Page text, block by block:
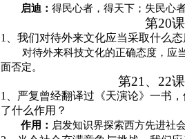
启迪： 得民心者，得天下；失民心
第20
1、我们对待外来文化应当采取什么
对待外来科技文化的正确态度，应
面否定。
第21、22
1、严复曾经翻译过《天演论》一书
了什么作用？
作用： 启发知识界探索西方先进社